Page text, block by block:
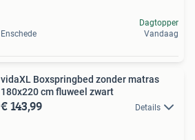
Enschede
Dagtopper
Vandaag
vidaXL Boxspringbed zonder matras
180x220 cm fluweel zwart
€ 143,99 Details